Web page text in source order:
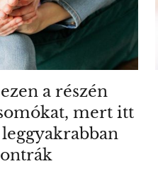
a részén
mert itt